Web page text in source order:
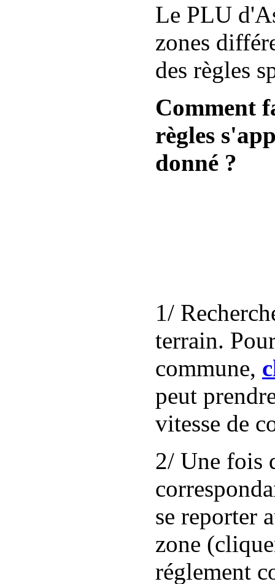
Le PLU
zones
des règles
Comment
règles
donné ?
1/
terrain.
commune,
peut
vitesse de
2/ Une fois
se reporter
zone
réglement